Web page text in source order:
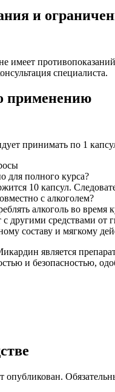
и
имеет
специалиста.
применению
принимать по 1
для полного курса?
10 капсул.
с алкоголем?
алкоголь во
другими средствами от
составу и мягкому
является
и безопасностью,
опубликован.